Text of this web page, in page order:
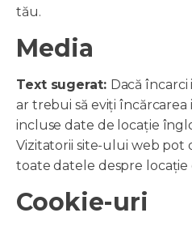
tău.
Media
Text sugerat: Dacă
ar trebui să eviți încărcarea
incluse date de locație
Vizitatorii site-ului web pot
toate datele despre locație
Cookie-uri